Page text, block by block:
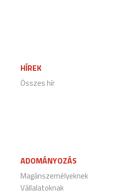
HÍREK
Összes hír
ADOMÁNYOZÁS
Magánszemélyeknek
Vállalatoknak